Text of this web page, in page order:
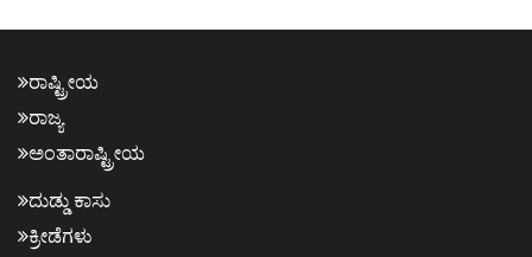
ರಾಷ್ಟ್ರೀಯ
ರಾಜ್ಯ
ಅಂತಾರಾಷ್ಟ್ರೀಯ
ದುಡ್ಡು ಕಾಸು
ಕ್ರೀಡೆಗಳು